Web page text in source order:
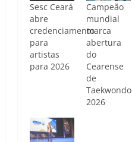
Sesc Ceará
abre
credenciamento
para
artistas
para 2026
Campeão
mundial
marca
abertura
do
Cearense
de
Taekwondo
2026